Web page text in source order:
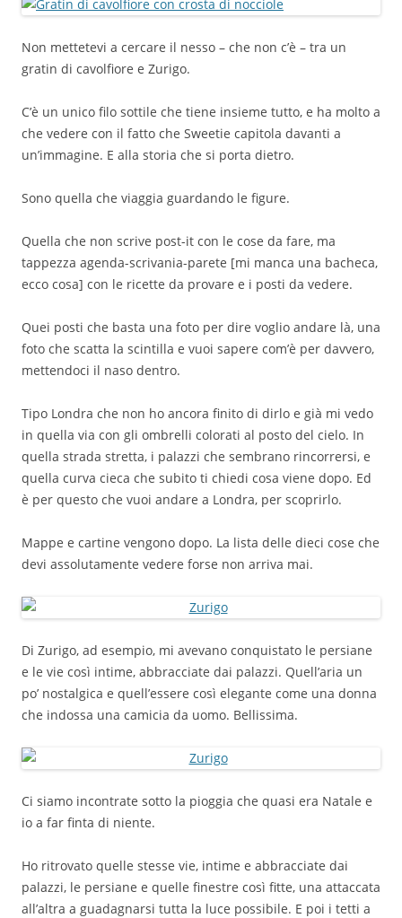
Non mettetevi a cercare il nesso – che non c’è – tra un
gratin di cavolfiore e Zurigo.
C’è un unico filo sottile che tiene insieme tutto, e ha molto a
che vedere con il fatto che Sweetie capitola davanti a
un’immagine. E alla storia che si porta dietro.
Sono quella che viaggia guardando le figure.
Quella che non scrive post-it con le cose da fare, ma
tappezza agenda-scrivania-parete [mi manca una bacheca,
ecco cosa] con le ricette da provare e i posti da vedere.
Quei posti che basta una foto per dire voglio andare là, una
foto che scatta la scintilla e vuoi sapere com’è per davvero,
mettendoci il naso dentro.
Tipo Londra che non ho ancora finito di dirlo e già mi vedo
in quella via con gli ombrelli colorati al posto del cielo. In
quella strada stretta, i palazzi che sembrano rincorrersi, e
quella curva cieca che subito ti chiedi cosa viene dopo. Ed
è per questo che vuoi andare a Londra, per scoprirlo.
Mappe e cartine vengono dopo. La lista delle dieci cose che
devi assolutamente vedere forse non arriva mai.
Di Zurigo, ad esempio, mi avevano conquistato le persiane
e le vie così intime, abbracciate dai palazzi. Quell’aria un
po’ nostalgica e quell’essere così elegante come una donna
che indossa una camicia da uomo. Bellissima.
Ci siamo incontrate sotto la pioggia che quasi era Natale e
io a far finta di niente.
Ho ritrovato quelle stesse vie, intime e abbracciate dai
palazzi, le persiane e quelle finestre così fitte, una attaccata
all’altra a guadagnarsi tutta la luce possibile. E poi i tetti a